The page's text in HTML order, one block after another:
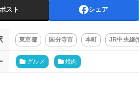
ポスト シェア
東京都 国分寺市 本町 JR中央線(
グルメ 焼肉